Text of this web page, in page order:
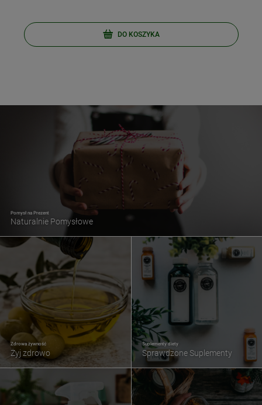
DO KOSZYKA
Pomysł na Prezent
Naturalnie Pomysłowe
Zdrowa żywność
Żyj zdrowo
Suplementy diety
Sprawdzone Suplementy